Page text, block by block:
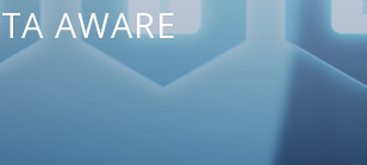
AWARE